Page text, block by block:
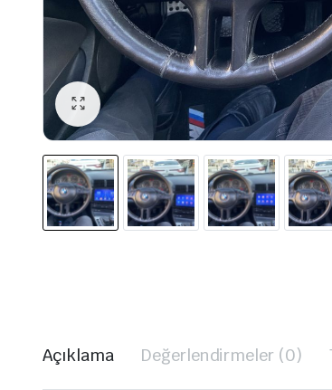
Açıklama Değerlendirmeler (0)